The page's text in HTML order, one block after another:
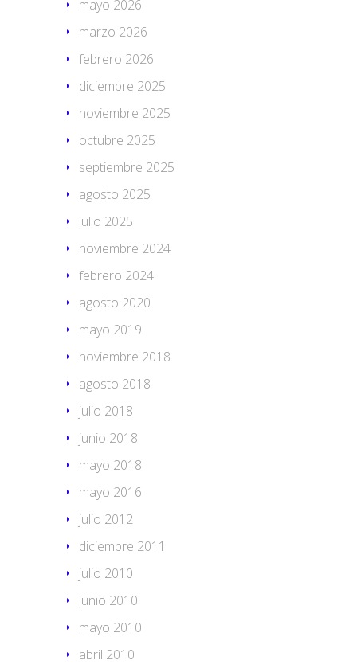
mayo 2026
marzo 2026
febrero 2026
diciembre 2025
noviembre 2025
octubre 2025
septiembre 2025
agosto 2025
julio 2025
noviembre 2024
febrero 2024
agosto 2020
mayo 2019
noviembre 2018
agosto 2018
julio 2018
junio 2018
mayo 2018
mayo 2016
julio 2012
diciembre 2011
julio 2010
junio 2010
mayo 2010
abril 2010